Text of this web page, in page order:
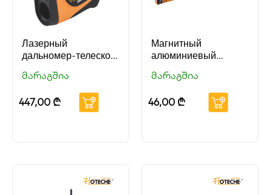
Лазерный
дальномер-телескоп
მარაგშია
447,00 ₾
Магнитный
алюминиевый
მარაგშია
46,00 ₾